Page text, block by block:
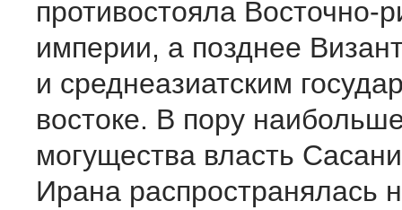
противостояла Восточно-
империи, а позднее
и среднеазиатским
востоке. В пору
могущества власть
Ирана распространялась